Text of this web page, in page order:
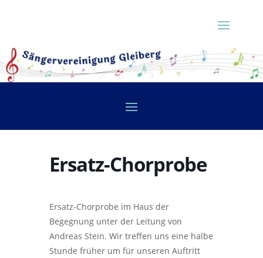
Ersatz-Chorprobe
Ersatz-Chorprobe im Haus der
Begegnung unter der Leitung von
Andreas Stein. Wir treffen uns eine halbe
Stunde früher um für unseren Auftritt